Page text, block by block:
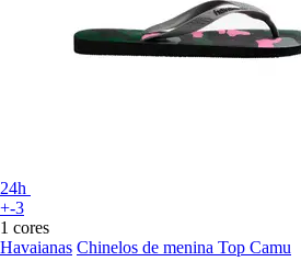
24h
+-3
1 cores
Havaianas Chinelos de menina Top Camu